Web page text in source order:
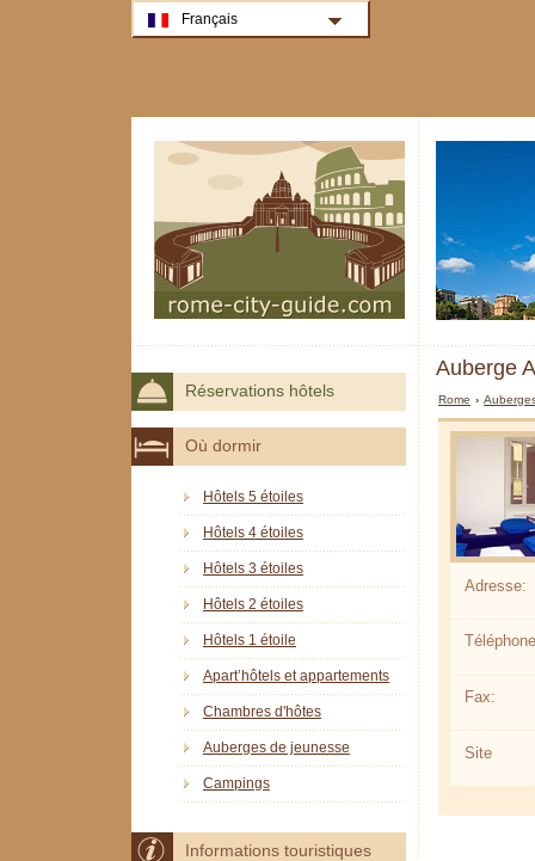
Auberge
Rome ›
Adresse:
Fax:
Site
Réservations hôtels
Où dormir
Hôtels 5 étoiles
Hôtels 4 étoiles
Hôtels 3 étoiles
Hôtels 2 étoiles
Hôtels 1 étoile
Apart’hôtels et appartements
Chambres d'hôtes
Auberges de jeunesse
Campings
Informations touristiques
Français